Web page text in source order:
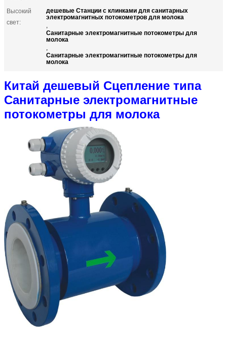
Высокий
свет:
дешевые Станции с клинками для санитарных
электромагнитных потокометров для молока
,
Санитарные электромагнитные потокометры для
молока
,
Санитарные электромагнитные потокометры для
молока
Китай дешевый Сцепление типа
Санитарные электромагнитные
потокометры для молока